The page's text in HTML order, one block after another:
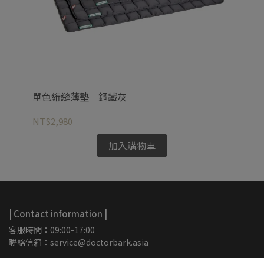
單色絎縫薄墊｜鋼鐵灰
NT$2,980
加入購物車
| Contact information |
客服時間：09:00-17:00
聯絡信箱：service@doctorbark.asia